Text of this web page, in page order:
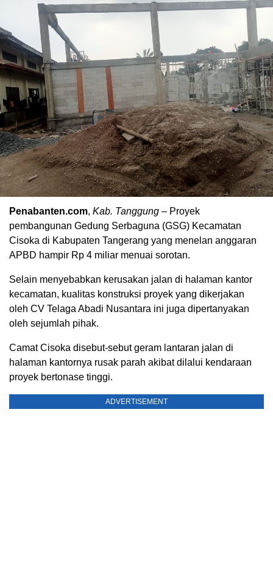
Penabanten.com, Kab. Tanggung – Proyek
pembangunan Gedung Serbaguna (GSG) Kecamatan
Cisoka di Kabupaten Tangerang yang menelan anggaran
APBD hampir Rp 4 miliar menuai sorotan.
Selain menyebabkan kerusakan jalan di halaman kantor
kecamatan, kualitas konstruksi proyek yang dikerjakan
oleh CV Telaga Abadi Nusantara ini juga dipertanyakan
oleh sejumlah pihak.
Camat Cisoka disebut-sebut geram lantaran jalan di
halaman kantornya rusak parah akibat dilalui kendaraan
proyek bertonase tinggi.
ADVERTISEMENT